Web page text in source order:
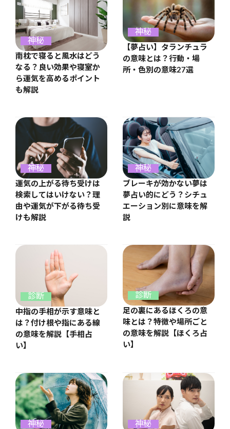
神秘
南枕で寝ると風水はどう
なる？良い効果や寝室か
ら運気を高めるポイント
も解説
神秘
【夢占い】タランチュラ
の意味とは？行動・場
所・色別の意味27選
神秘
運気の上がる待ち受けは
検索してはいけない？理
由や運気が下がる待ち受
けも解説
神秘
ブレーキが効かない夢は
夢占い的にどう？シチュ
エーション別に意味を解
説
診断
中指の手相が示す意味と
は？付け根や指にある線
の意味を解説【手相占
い】
診断
足の裏にあるほくろの意
味とは？特徴や場所ごと
の意味を解説【ほくろ占
い】
神秘 神秘